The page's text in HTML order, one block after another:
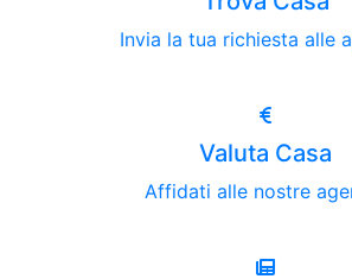
Invia la tua richiesta alle
Valuta Casa
Affidati alle nostre